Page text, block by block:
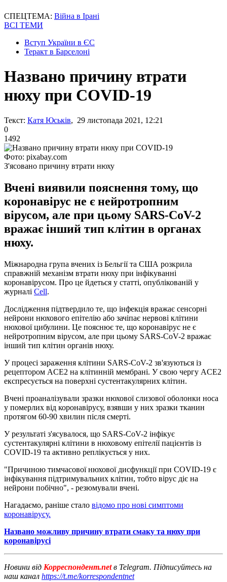
СПЕЦТЕМА: Війна в Ірані
ВСІ ТЕМИ
Вступ України в ЄС
Теракт в Барселоні
Названо причину втрати
нюху при COVID-19
Текст: Катя Юськів, 29 листопада 2021, 12:21
0
1492
Фото: pixabay.com
З'ясовано причину втрати нюху
Вчені виявили пояснення тому, що
коронавірус не є нейротропним
вірусом, але при цьому SARS-CoV-2
вражає інший тип клітин в органах
нюху.
Міжнародна група вчених із Бельгії та США розкрила
справжній механізм втрати нюху при інфікуванні
коронавірусом. Про це йдеться у статті, опублікованій у
журналі Cell.
Дослідження підтвердило те, що інфекція вражає сенсорні
нейрони нюхового епітелію або зачіпає нервові клітини
нюхової цибулини. Це пояснює те, що коронавірус не є
нейротропним вірусом, але при цьому SARS-CoV-2 вражає
інший тип клітин органів нюху.
У процесі зараження клітини SARS-CoV-2 зв'язуються із
рецептором ACE2 на клітинній мембрані. У свою чергу ACE2
експресується на поверхні сустентакулярних клітин.
Вчені проаналізували зразки нюхової слизової оболонки носа
у померлих від коронавірусу, взявши у них зразки тканин
протягом 60-90 хвилин після смерті.
У результаті з'ясувалося, що SARS-CoV-2 інфікує
сустентакулярні клітини в нюховому епітелії пацієнтів із
COVID-19 та активно реплікується у них.
"Причиною тимчасової нюхової дисфункції при COVID-19 є
інфікування підтримувальних клітин, тобто вірус діє на
нейрони побічно", - резюмували вчені.
Нагадаємо, раніше стало відомо про нові симптоми
коронавірусу.
Названо можливу причину втрати смаку та нюху при
коронавірусі
Новини від Корреспондент.netв Telegram. Підписуйтесь на
наш канал https://t.me/korrespondentnet